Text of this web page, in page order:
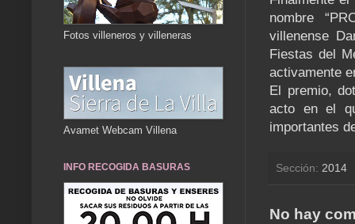
nombre
villenense
Fiestas del
activamente
El premio,
acto en el
importantes
Sección: 2014
No hay
Fotos villeneros y villeneras
Avamet Webcam Villena
INFO RECOGIDA BASURAS